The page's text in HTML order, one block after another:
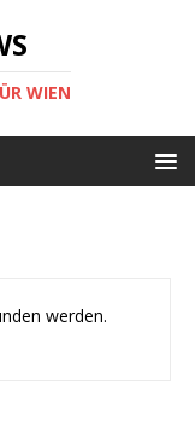
WIEN
werden.